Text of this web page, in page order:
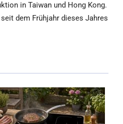
in Taiwan und Hong Kong.
dem Frühjahr dieses Jahres